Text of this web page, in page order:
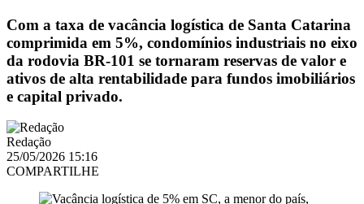
Com a taxa de vacância logística de Santa Catarina
comprimida em 5%, condomínios industriais no eixo
da rodovia BR-101 se tornaram reservas de valor e
ativos de alta rentabilidade para fundos imobiliários
e capital privado.
Redação
25/05/2026 15:16
COMPARTILHE